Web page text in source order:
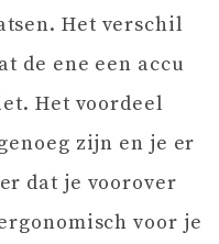
Het verschil
de ene een accu
Het voordeel
zijn en je er
dat je voorover
voor je